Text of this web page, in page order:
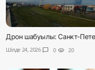
Дрон шабуылы: Санкт-
Шілде 24, 2026 chat_bubble 0 visibility 20